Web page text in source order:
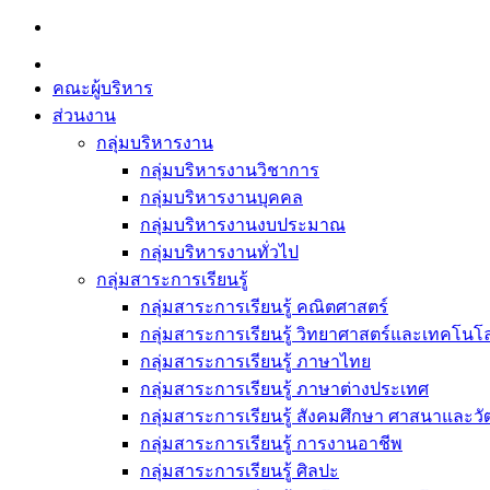
Skip
content
คณะผู้บริหาร
ส่วนงาน
กลุ่มบริหารงาน
กลุ่มบริหารงานวิชาการ
กลุ่มบริหารงานบุคคล
กลุ่มบริหารงานงบประมาณ
กลุ่มบริหารงานทั่วไป
กลุ่มสาระการเรียนรู้
กลุ่มสาระการเรียนรู้ คณิตศาสตร์
กลุ่มสาระการเรียนรู้ วิทยาศาสตร์และเทคโนโ
กลุ่มสาระการเรียนรู้ ภาษาไทย
กลุ่มสาระการเรียนรู้ ภาษาต่างประเทศ
กลุ่มสาระการเรียนรู้ สังคมศึกษา ศาสนาและ
กลุ่มสาระการเรียนรู้ การงานอาชีพ
กลุ่มสาระการเรียนรู้ ศิลปะ